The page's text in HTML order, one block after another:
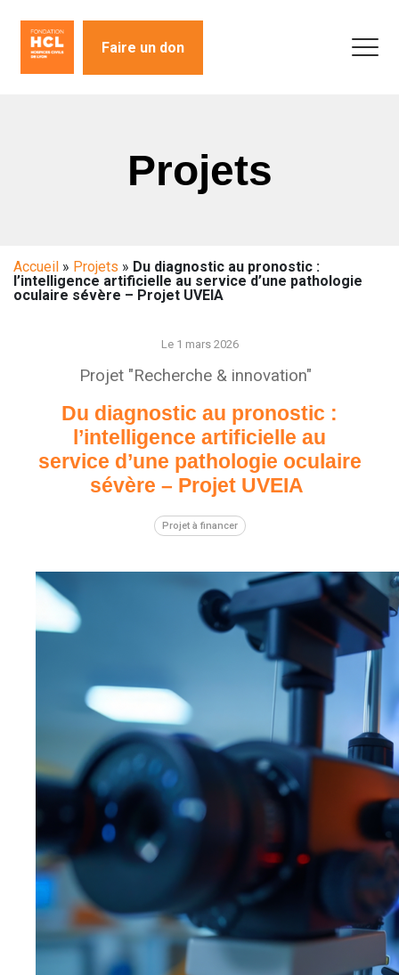
Faire un don
Projets
Accueil » Projets » Du diagnostic au pronostic :
l’intelligence artificielle au service d’une pathologie
oculaire sévère – Projet UVEIA
Le 1 mars 2026
Projet "Recherche & innovation"
Du diagnostic au pronostic :
l’intelligence artificielle au
service d’une pathologie oculaire
sévère – Projet UVEIA
Projet à financer